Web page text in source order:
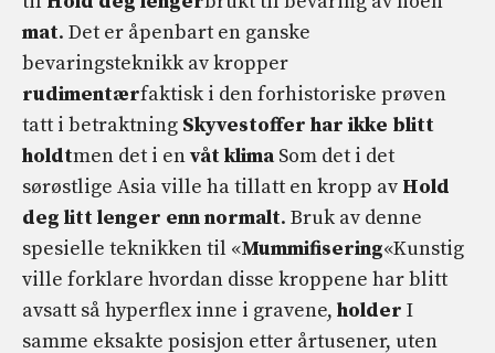
mat. Det er åpenbart en ganske
bevaringsteknikk av kropper
rudimentærfaktisk i den forhistoriske prøven
tatt i betraktning Skyvestoffer har ikke blitt
holdtmen det i envåt klima Som det i det
sørøstlige Asia ville ha tillatt en kropp av Hold
deg litt lenger enn normalt. Bruk av denne
spesielle teknikken til «Mummifisering«Kunstig
ville forklare hvordan disse kroppene har blitt
avsatt så hyperflex inne i gravene, holder I
samme eksakte posisjon etter årtusener, uten